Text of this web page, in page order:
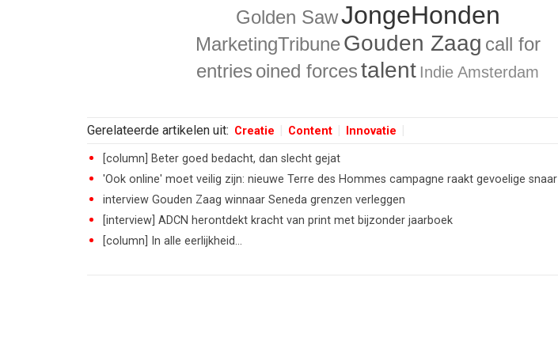
Golden SawJongeHonden
MarketingTribuneGouden Zaag call for
entries oined forcestalent Indie Amsterdam
Gerelateerde artikelen uit: Creatie Content Innovatie
[column] Beter goed bedacht, dan slecht gejat
'Ook online' moet veilig zijn: nieuwe Terre des Hommes campagne raakt gevoelige snaar
interview Gouden Zaag winnaar Seneda grenzen verleggen
[interview] ADCN herontdekt kracht van print met bijzonder jaarboek
[column] In alle eerlijkheid...